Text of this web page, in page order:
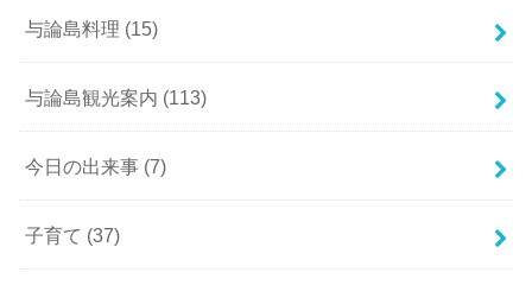
与論島料理 (15)
与論島観光案内 (113)
今日の出来事 (7)
子育て (37)